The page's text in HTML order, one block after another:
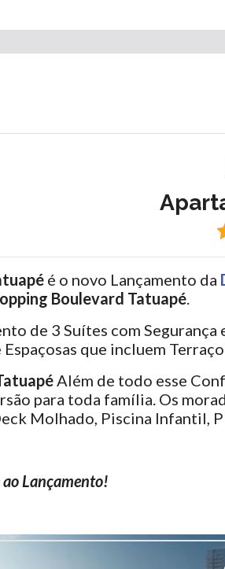
é o novo Lançamento da
Boulevard Tatuapé.
de 3 Suítes com
que incluem
Além de todo esse
para toda família. Os
Molhado, Piscina Infantil,
Lançamento!